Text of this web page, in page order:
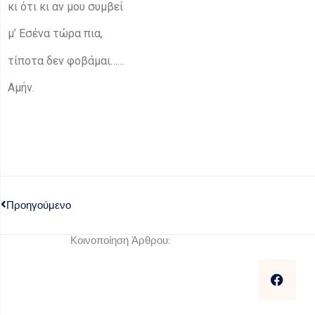
κι ότι κι αν μου συμβεί
μ’ Εσένα τώρα πια,
τίποτα δεν φοβάμαι……
Αμήν.
Προηγούμενο
Κοινοποίηση Άρθρου: